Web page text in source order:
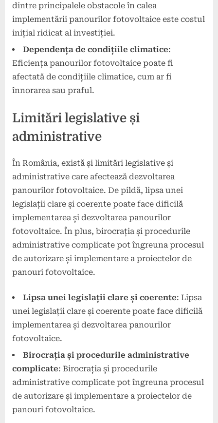
dintre principalele obstacole în calea
implementării panourilor fotovoltaice este costul
inițial ridicat al investiției.
Dependența de condițiile climatice:
Eficiența panourilor fotovoltaice poate fi
afectată de condițiile climatice, cum ar fi
înnorarea sau praful.
Limitări legislative și
administrative
În România, există și limitări legislative și
administrative care afectează dezvoltarea
panourilor fotovoltaice. De pildă, lipsa unei
legislații clare și coerente poate face dificilă
implementarea și dezvoltarea panourilor
fotovoltaice. În plus, birocrația și procedurile
administrative complicate pot îngreuna procesul
de autorizare și implementare a proiectelor de
panouri fotovoltaice.
Lipsa unei legislații clare și coerente: Lipsa
unei legislații clare și coerente poate face dificilă
implementarea și dezvoltarea panourilor
fotovoltaice.
Birocrația și procedurile administrative
complicate: Birocrația și procedurile
administrative complicate pot îngreuna procesul
de autorizare și implementare a proiectelor de
panouri fotovoltaice.